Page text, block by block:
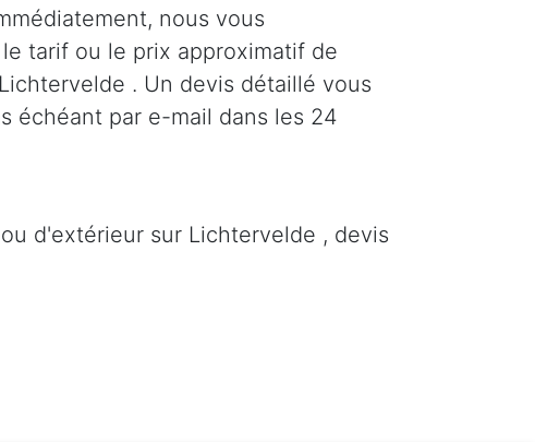
nous vous
tarif ou le prix approximatif de
. Un devis détaillé vous
échéant par e-mail dans les 24
d'extérieur sur Lichtervelde , devis